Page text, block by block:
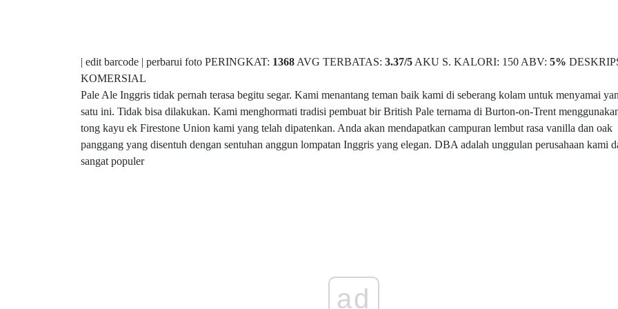
| edit barcode | perbarui foto PERINGKAT: 1368 AVG TERBATAS: 3.37/5 AKU S. KALORI: 150 ABV: 5%
KOMERSIAL
Pale Ale Inggris tidak pernah terasa begitu segar. Kami menantang teman baik kami di seberang kolam untuk menyamai
satu ini. Tidak bisa dilakukan. Kami menghormati tradisi pembuat bir British Pale ternama di Burton-on-Trent
tong kayu ek Firestone Union kami yang telah dipatenkan. Anda akan mendapatkan campuran lembut rasa vanilla dan oak
panggang yang disentuh dengan sentuhan anggun lompatan Inggris yang elegan. DBA adalah unggulan perusahaan kami
sangat populer
ad